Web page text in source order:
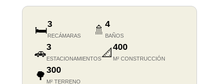
🛏️3
RECÁMARAS 🚿 4
BAÑOS
🚗3
ESTACIONAMIENTOS📐 400
M² CONSTRUCCIÓN
🌳 300
M² TERRENO